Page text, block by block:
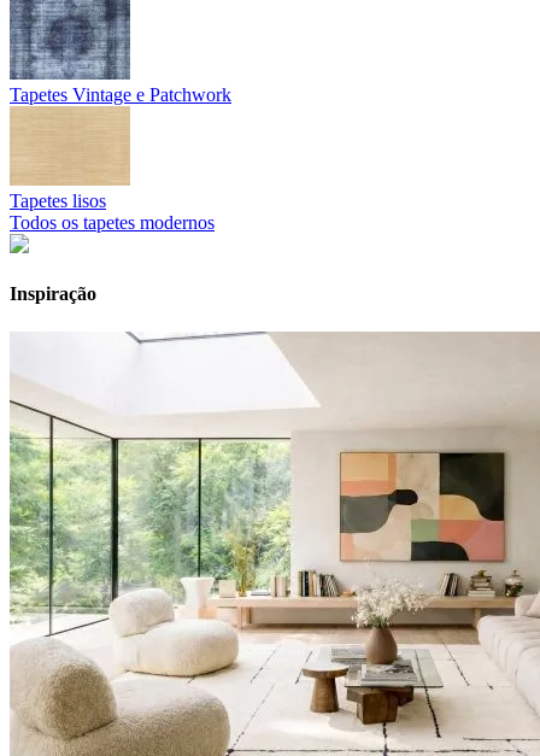
Tapetes Vintage e Patchwork
Tapetes lisos
Todos os tapetes modernos
Inspiração